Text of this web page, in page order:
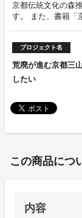
京都伝統文化の森
す。 また、書籍「
プロジェクト名
荒廃が進む京都三
したい
この商品につ
内容